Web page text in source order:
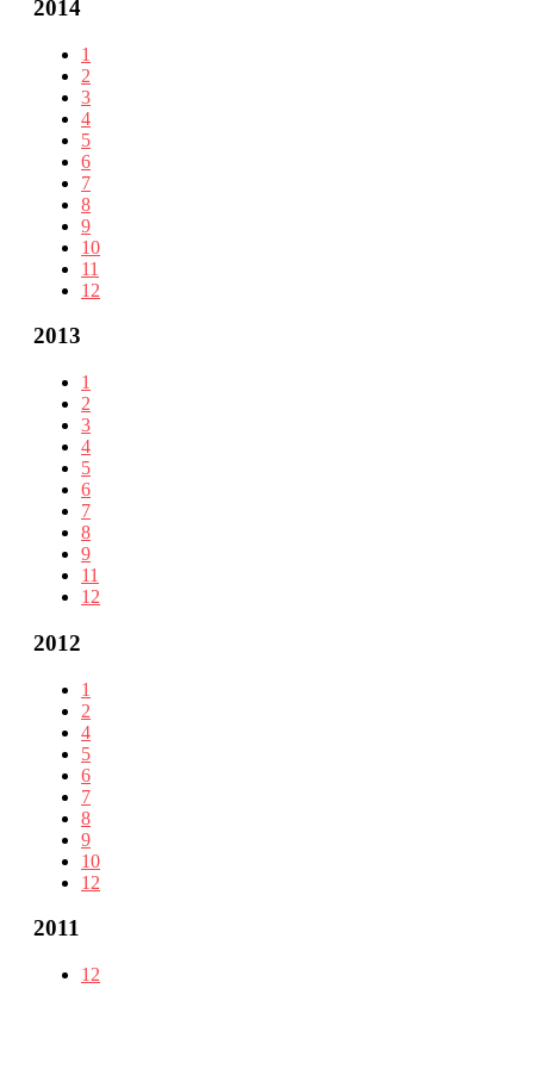
2014
1
2
3
4
5
6
7
8
9
10
11
12
2013
1
2
3
4
5
6
7
8
9
11
12
2012
1
2
4
5
6
7
8
9
10
12
2011
12